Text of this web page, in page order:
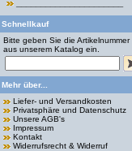
Schnellkauf
Bitte geben Sie die Artikelnummer
aus unserem Katalog ein.
Mehr über...
Liefer- und Versandkosten
Privatsphäre und Datenschutz
Unsere AGB's
Impressum
Kontakt
Widerrufsrecht & Widerruf